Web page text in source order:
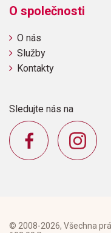
O společnosti
O nás
Služby
Kontakty
Sledujte nás na
© 2008-2026, Všechna